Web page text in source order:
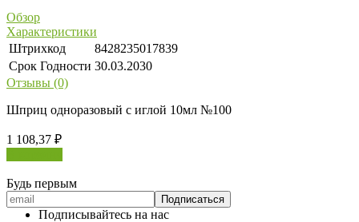
Обзор
Характеристики
Штрихкод
8428235017839
Срок Годности 30.03.2030
Отзывы (0)
Шприц одноразовый с иглой 10мл №100
1 108,37 ₽
Будь первым
Подписывайтесь на нас